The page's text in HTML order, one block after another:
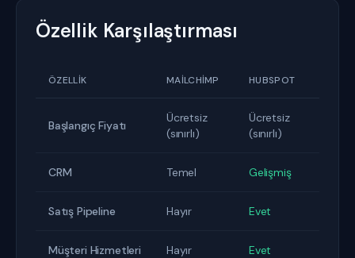
Özellik Karşılaştırması
ÖZELLIK MAILCHIMP HUBSPOT
Başlangıç Fiyatı
Ücretsiz
(sınırlı)
Ücretsiz
(sınırlı)
CRM Temel Gelişmiş
Satış Pipeline Hayır Evet
Müşteri Hizmetleri Hayır Evet